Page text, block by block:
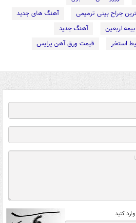
جراح بینی ترمیمی
آهنگ های جدید
اربعین
آهنگ جدید
استخر
قیمت ورق آهن پرایس
کنید